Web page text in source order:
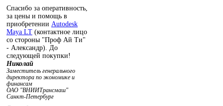
Спасибо за оперативность,
за цены и помощь в
приобретении Autodesk
Maya LT (контактное лицо
со стороны "Проф Ай Ти"
- Александр). До
следующей покупки!
Николай
Заместитель генерального
директора по экономике и
финансам
ОАО "ВНИИТрансмаш"
Санкт-Петербург